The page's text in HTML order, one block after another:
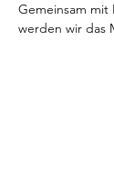
Gemeinsam mit
werden wir das